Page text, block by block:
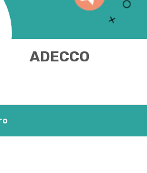
ADECCO